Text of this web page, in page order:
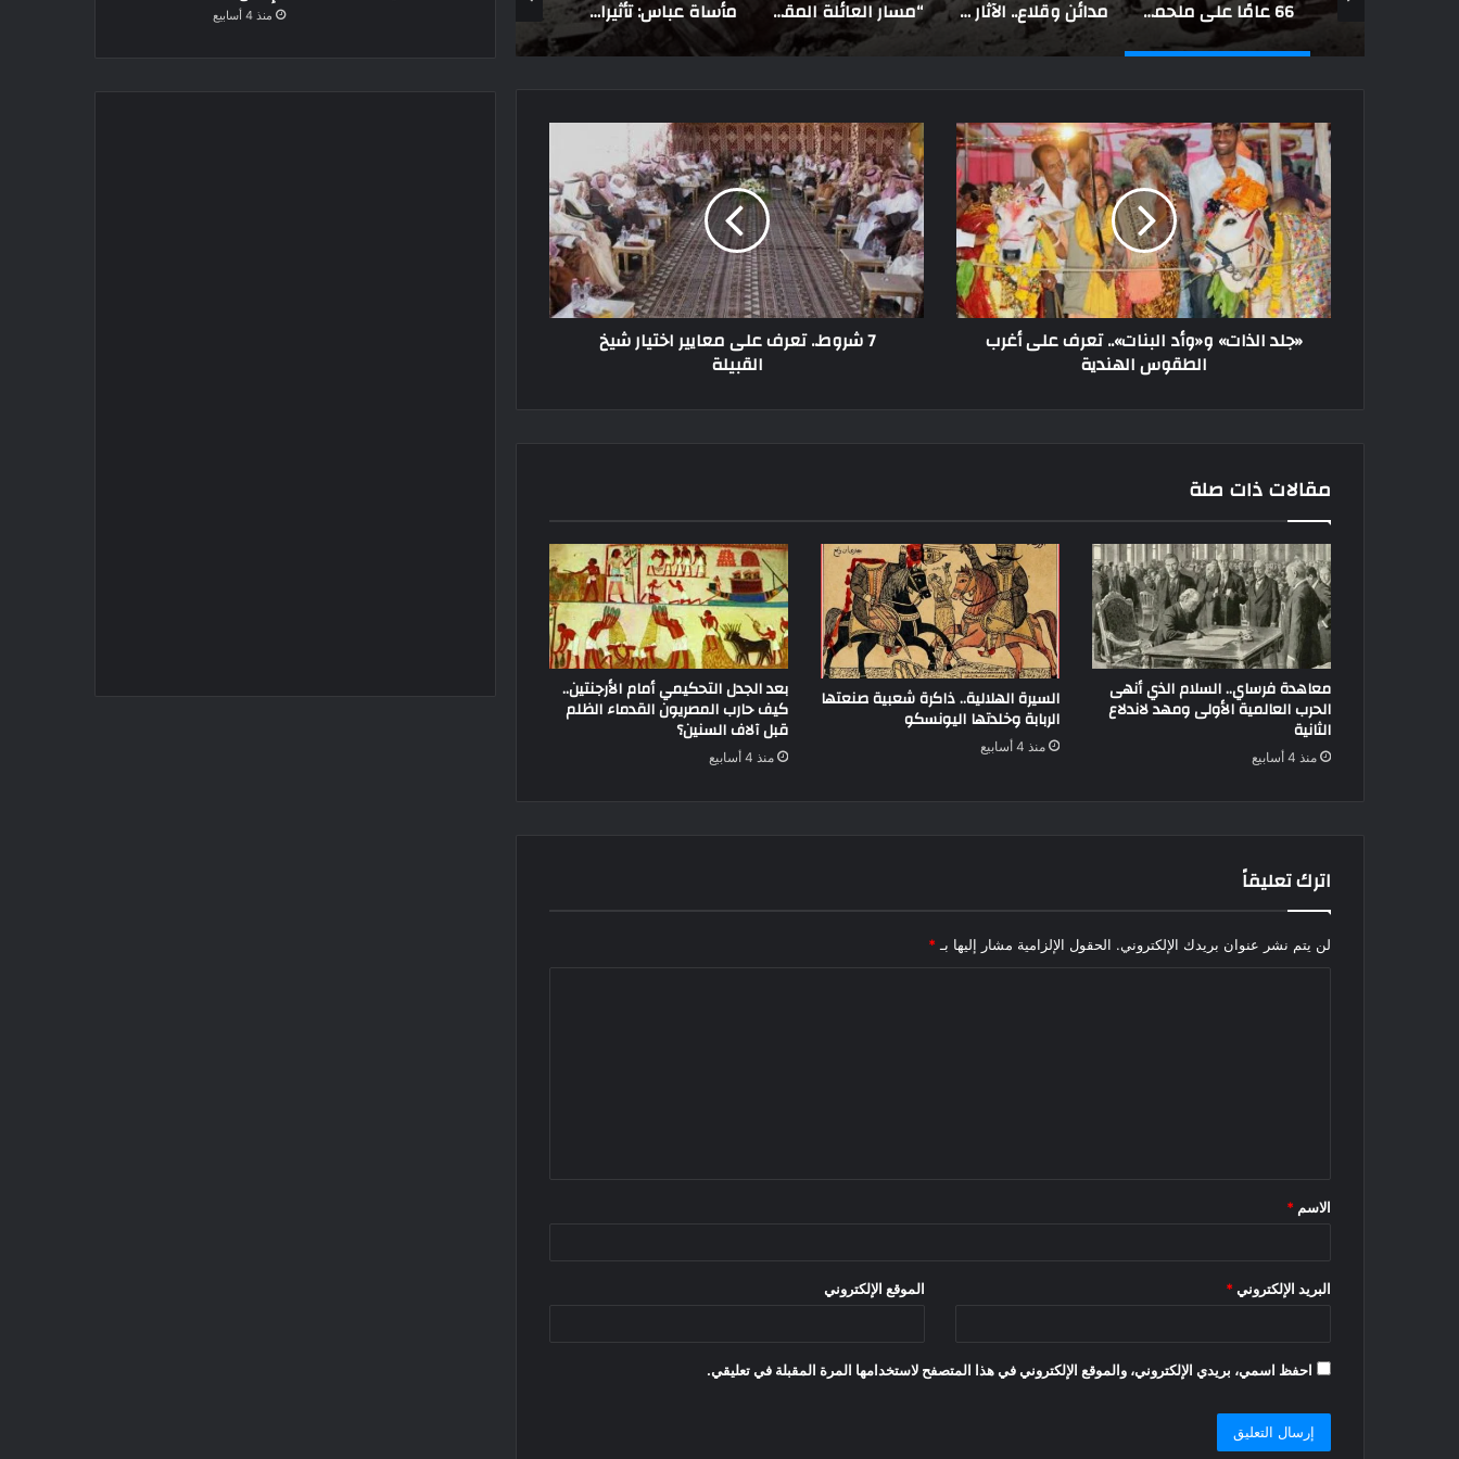
66 عامًا على ملحمة السد العالي.. مشروع غير وجه مصر وحمى مستقبلها مدائن وقلاع.. الآثار اليونانية والرومانية والبزنطية في سيناء “مسار العائلة المقدسة”.. أول رحلة “حج مسيحي”.. مصر تحي “التاريخ والديانات” مأساة عباس: تأثيرات عملية الاغتيال على سير الحكم في الدولة الفاطمية 66 عامًا على ملحمة السد العالي.. مشروع غير وجه مصر وحمى مستقبلها
«جلد الذات» و«وأد البنات».. تعرف على أغرب
الطقوس الهندية
7 شروط.. تعرف على معايير اختيار شيخ
القبيلة
مقالات ذات صلة
معاهدة فرساي.. السلام الذي أنهى
الحرب العالمية الأولى ومهد لاندلاع
الثانية
منذ 4 أسابيع
السيرة الهلالية.. ذاكرة شعبية صنعتها
الربابة وخلدتها اليونسكو
منذ 4 أسابيع
بعد الجدل التحكيمي أمام الأرجنتين..
كيف حارب المصريون القدماء الظلم
قبل آلاف السنين؟
منذ 4 أسابيع
اترك تعليقاً
لن يتم نشر عنوان بريدك الإلكتروني. الحقول الإلزامية مشار إليها بـ *
*
الاسم *
البريد الإلكتروني * الموقع الإلكتروني
احفظ اسمي، بريدي الإلكتروني، والموقع الإلكتروني في هذا المتصفح لاستخدامها المرة المقبلة في تعليقي.
منذ 4 أسابيع